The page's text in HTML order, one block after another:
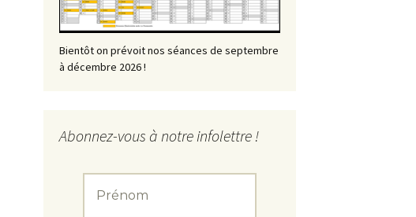
Bientôt on prévoit nos séances de septembre
à décembre 2026 !
Abonnez-vous à notre infolettre !